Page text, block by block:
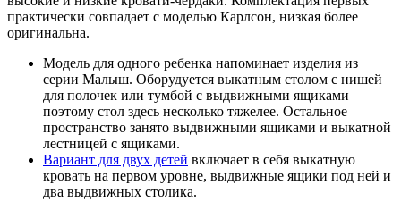
практически совпадает с моделью Карлсон, низкая более
оригинальна.
Модель для одного ребенка напоминает изделия из
серии Малыш. Оборудуется выкатным столом с нишей
для полочек или тумбой с выдвижными ящиками –
поэтому стол здесь несколько тяжелее. Остальное
пространство занято выдвижными ящиками и выкатной
лестницей с ящиками.
Вариант для двух детей включает в себя выкатную
кровать на первом уровне, выдвижные ящики под ней и
два выдвижных столика.